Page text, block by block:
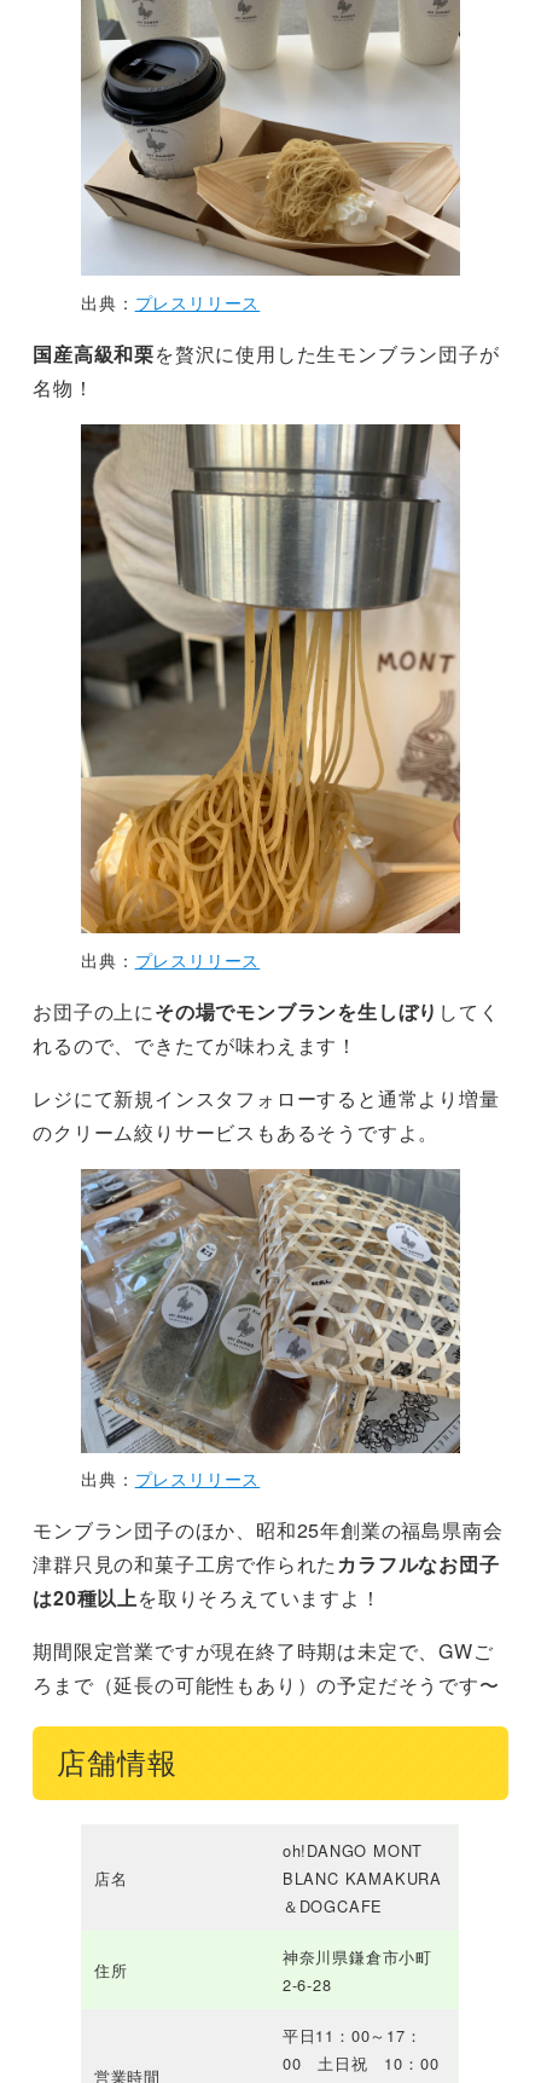
出典： プレスリリース
国産高級和栗を贅沢に使用した生モンブラン団子が
名物！
出典： プレスリリース
お団子の上にその場でモンブランを生しぼり してく
れるので、できたてが味わえます！
レジにて新規インスタフォローすると通常より増量
のクリーム絞りサービスもあるそうですよ。
出典： プレスリリース
モンブラン団子のほか、昭和25年創業の福島県南会
津群只見の和菓子工房で作られたカラフルなお団子
は20種以上を取りそろえていますよ！
期間限定営業ですが現在終了時期は未定で、GWご
ろまで（延長の可能性もあり）の予定だそうです〜
店舗情報
店名
oh!DANGO MONT
BLANC KAMAKURA
＆DOGCAFE
住所
神奈川県鎌倉市小町
2-6-28
営業時間
平日11：00～17：
00 土日祝 10：00